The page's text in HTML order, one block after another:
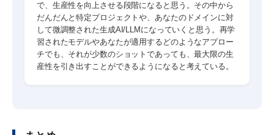
で、生産性を向上させる段階になると思う。その中から
だんだんと特定プロジェクトや、あなたのドメインに対
して微調整された生成AI/LLMになっていくと思う。再学
習されたモデルやあなたが適用するどのようなアプロー
チでも、それが少数のショットであっても、最大限の生
産性を引き出すことができるようになると考えている。